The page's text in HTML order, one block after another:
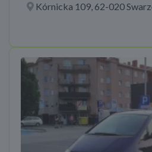
Kórnicka 109, 62-020